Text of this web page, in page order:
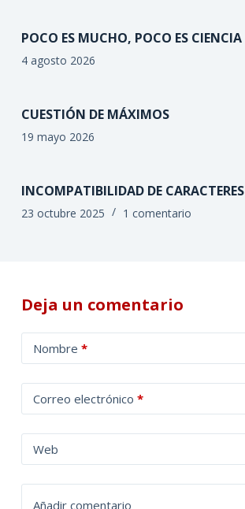
POCO ES MUCHO, POCO ES CIENCIA
4 agosto 2026
CUESTIÓN DE MÁXIMOS
19 mayo 2026
INCOMPATIBILIDAD DE CARACTERES
23 octubre 2025 1 comentario
Deja un comentario
Nombre *
Correo electrónico *
Web
Añadir comentario
l
t
a
t